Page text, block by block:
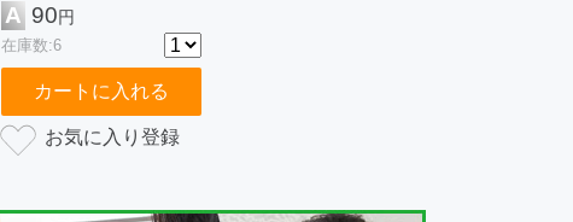
A 90円
在庫数:6
カートに入れる